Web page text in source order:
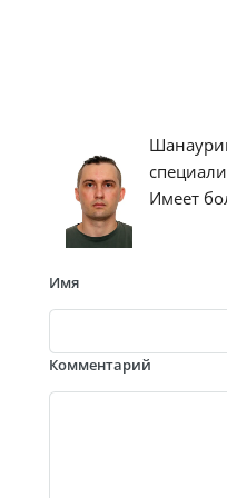
Имеет
Имя
Комментарий